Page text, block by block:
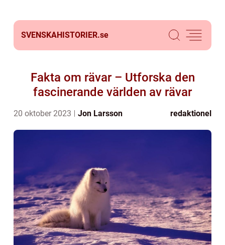
SVENSKAHISTORIER.se
Fakta om rävar – Utforska den
fascinerande världen av rävar
20 oktober 2023 Jon Larsson redaktionel